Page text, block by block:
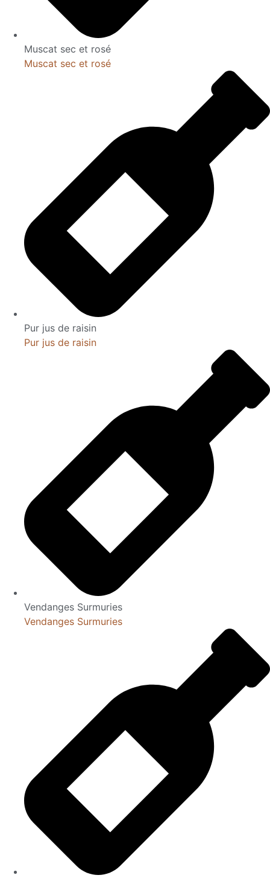
Muscat sec et rosé
Muscat sec et rosé
Pur jus de raisin
Pur jus de raisin
Vendanges Surmuries
Vendanges Surmuries